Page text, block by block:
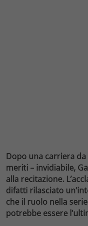
Dopo una carriera
meriti – invidiabile,
alla recitazione.
difatti rilasciato
che il ruolo nella
potrebbe essere